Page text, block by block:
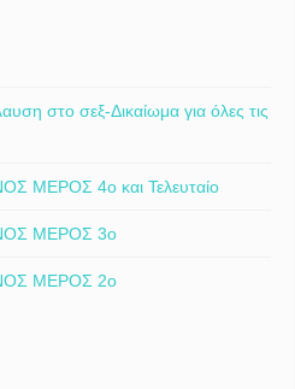
στο σεξ-Δικαίωμα για όλες τις
ΜΕΡΟΣ 4ο και Τελευταίο
ΜΕΡΟΣ 3ο
ΜΕΡΟΣ 2ο